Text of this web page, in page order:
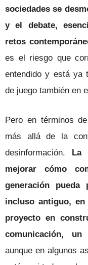
sociedades se
y el debate,
retos
es el riesgo que
entendido y está ya
de juego también en
Pero en términos
más allá de la
desinformación. La
mejorar cómo
generación
incluso antiguo,
proyecto en
comunicación, un
aunque en algunos